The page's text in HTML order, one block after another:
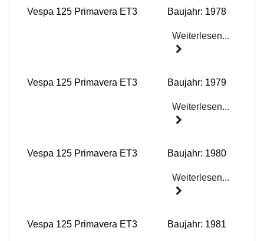
Vespa 125 Primavera ET3 Baujahr: 1978
Weiterlesen...
Vespa 125 Primavera ET3 Baujahr: 1979
Weiterlesen...
Vespa 125 Primavera ET3 Baujahr: 1980
Weiterlesen...
Vespa 125 Primavera ET3 Baujahr: 1981